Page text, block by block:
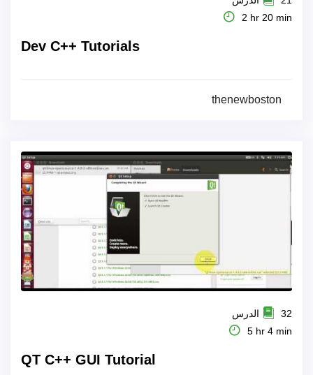
2 hr 20 min
Dev C++ Tutorials
thenewboston
32 الدرس
5 hr 4 min
QT C++ GUI Tutorial